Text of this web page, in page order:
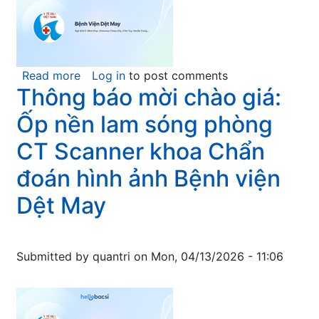
tâm
Dệt
May
Read more about
Lắp
đặt
vách
trang
trí
phòng
Scanner
đoán
ảnh
Log in to post comments
Thông báo mời chào giá:
Ốp nền lam sóng phòng
CT Scanner khoa Chẩn
đoán hình ảnh Bệnh viện
Dệt May
Submitted by quantri on Mon, 04/13/2026 - 11:06